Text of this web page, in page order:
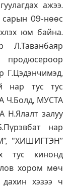
ажээ.
09-нөөс
юм байна.
Л.Таванбаяр
Г.Цэдэнчимэд,
нар тус тус
Ч.Болд, МУСТА
Н.Ялалт залуу
нар
"ХИШИГТЭН”
тус кинонд
хором мөч
дахин хэзээ ч